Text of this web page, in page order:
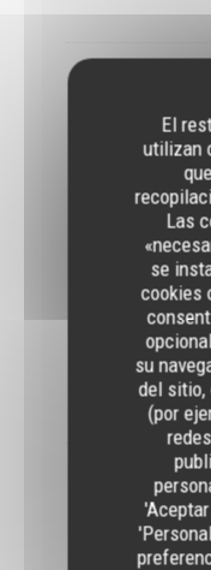
El
utilizan
Las
se
cookies
su
del sitio,
(por
- Carré
Samedi 13
Mercredi 17
Samedi 17
- Chou